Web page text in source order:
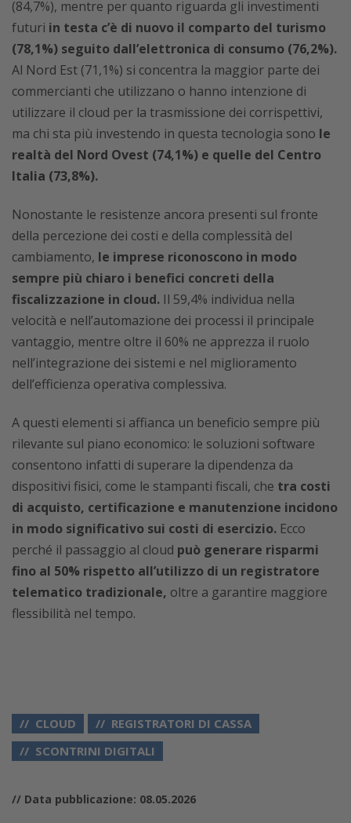
(84,7%), mentre per quanto riguarda gli investimenti
futuri in testa c’è di nuovo il comparto del turismo
(78,1%) seguito dall’elettronica di consumo (76,2%).
Al Nord Est (71,1%) si concentra la maggior parte dei
commercianti che utilizzano o hanno intenzione di
utilizzare il cloud per la trasmissione dei corrispettivi,
ma chi sta più investendo in questa tecnologia sono le
realtà del Nord Ovest (74,1%) e quelle del Centro
Italia (73,8%).
Nonostante le resistenze ancora presenti sul fronte
della percezione dei costi e della complessità del
cambiamento, le imprese riconoscono in modo
sempre più chiaro i benefici concreti della
fiscalizzazione in cloud. Il 59,4% individua nella
velocità e nell’automazione dei processi il principale
vantaggio, mentre oltre il 60% ne apprezza il ruolo
nell’integrazione dei sistemi e nel miglioramento
dell’efficienza operativa complessiva.
A questi elementi si affianca un beneficio sempre più
rilevante sul piano economico: le soluzioni software
consentono infatti di superare la dipendenza da
dispositivi fisici, come le stampanti fiscali, che tra costi
di acquisto, certificazione e manutenzione incidono
in modo significativo sui costi di esercizio. Ecco
perché il passaggio al cloud può generare risparmi
fino al 50% rispetto all’utilizzo di un registratore
telematico tradizionale, oltre a garantire maggiore
flessibilità nel tempo.
CLOUD
REGISTRATORI DI CASSA
SCONTRINI DIGITALI
// Data pubblicazione: 08.05.2026